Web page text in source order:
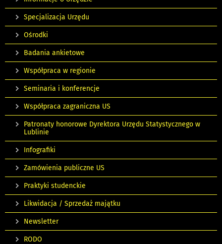
Specjalizacja Urzędu
Ośrodki
Badania ankietowe
Współpraca w regionie
Seminaria i konferencje
Współpraca zagraniczna US
Patronaty honorowe Dyrektora Urzędu Statystycznego w
Lublinie
Infografiki
Zamówienia publiczne US
Praktyki studenckie
Likwidacja / Sprzedaż majątku
Newsletter
RODO